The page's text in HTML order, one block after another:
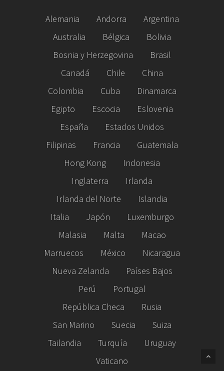
Alemania Andorra
Argentina
Australia
Bélgica
Bolivia
Bosnia y Herzegovina
Brasil
Canadá
Chile
China
Colombia
Cuba
Dinamarca
Egipto
Escocia
Eslovenia
España
Estados Unidos
Filipinas
Francia
Guatemala
Hong Kong
Indonesia
Inglaterra
Irlanda
Irlanda del Norte
Islandia
Italia
Japón
Luxemburgo
Malasia
Malta
Macao
Marruecos
México
Nicaragua
Nueva Zelanda
Países Bajos
Perú
Portugal
República Checa
Rusia
San Marino
Suecia
Suiza
Tailandia
Turquía
Uruguay
Vaticano